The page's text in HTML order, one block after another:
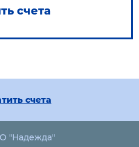
счета
счета
"Надежда"